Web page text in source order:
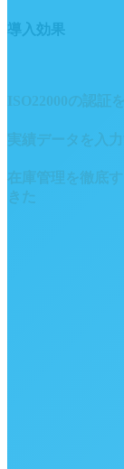
導入効果
ISO22000の認証
実績データを入
在庫管理を徹底
きた